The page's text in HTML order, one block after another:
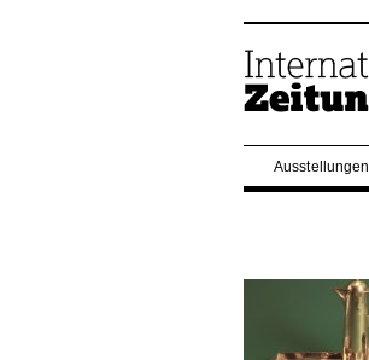
Ausstellungen